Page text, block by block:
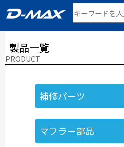
製品一覧
PRODUCT